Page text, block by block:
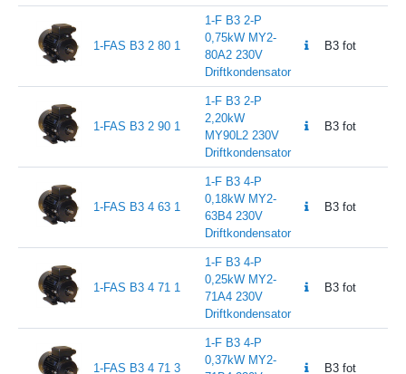
1-FAS B3 2 80 1
1-F B3 2-P
0,75kW MY2-
80A2 230V
Driftkondensator
B3 fot
1-FAS B3 2 90 1
1-F B3 2-P
2,20kW
MY90L2 230V
Driftkondensator
B3 fot
1-FAS B3 4 63 1
1-F B3 4-P
0,18kW MY2-
63B4 230V
Driftkondensator
B3 fot
1-FAS B3 4 71 1
1-F B3 4-P
0,25kW MY2-
71A4 230V
Driftkondensator
B3 fot
1-FAS B3 4 71 3
1-F B3 4-P
0,37kW MY2-
B3 fot